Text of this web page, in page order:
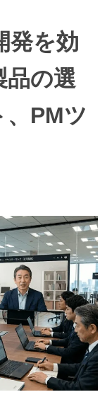
発を効
品の選
PMツ